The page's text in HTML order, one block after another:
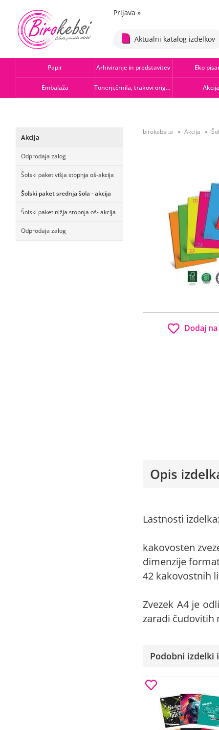
Prijava »
Aktualni katalog izdelkov
Papir Arhiviranje in predstavitev Eko
Embalaža Tonerji,črnila, trakovi orig.-rec. Akcija
Akcija
Odprodaja zalog
Šolski paket višja stopnja oš-akcija
Šolski paket srednja šola - akcija
Šolski paket nižja stopnja oš- akcija
Odprodaja zalog
birokebsi.si Akcija
Dodaj
Opis
Lastnosti
kakovosten
dimenzije
42 kakovostnih
Zvezek A4 je
zaradi čudovitih
Podobni izdelki